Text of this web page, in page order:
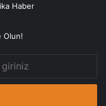
Haber
Olun!